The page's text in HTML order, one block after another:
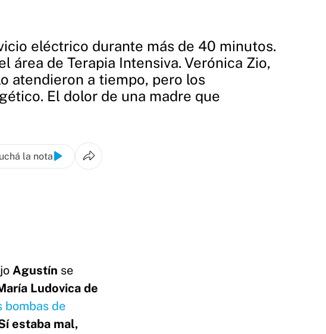
eléctrico durante más de 40 minutos.
área de Terapia Intensiva. Verónica Zio,
atendieron a tiempo, pero los
El dolor de una madre que
la nota
Agustín se
Ludovica de
de
estaba mal,